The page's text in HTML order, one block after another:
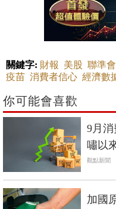
關鍵字: 財報 美股 聯準會
疫苗 消費者信心 經濟數
你可能會喜歡
9月
嘯以
觀點新聞
加國